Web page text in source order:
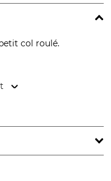
col roulé.
schuessler.de